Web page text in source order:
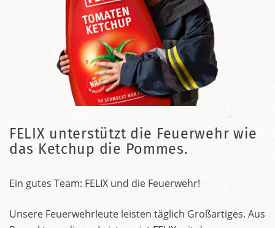
FELIX unterstützt die Feuerwehr wie
das Ketchup die Pommes.
Ein gutes Team: FELIX und die Feuerwehr!
Unsere Feuerwehrleute leisten täglich Großartiges. Aus